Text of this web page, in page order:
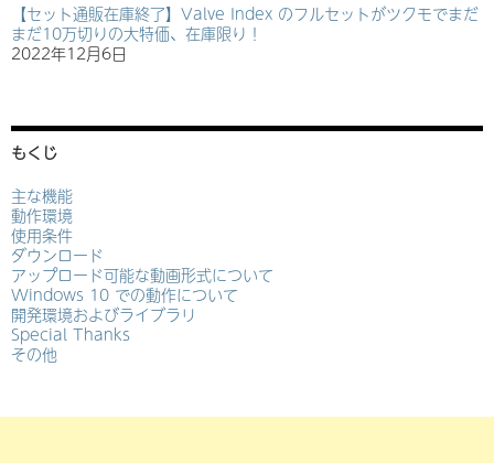
【セット通販在庫終了】Valve Index のフルセットがツクモでまだ
まだ10万切りの大特価、在庫限り！
2022年12月6日
もくじ
主な機能
動作環境
使用条件
ダウンロード
アップロード可能な動画形式について
Windows 10 での動作について
開発環境およびライブラリ
Special Thanks
その他